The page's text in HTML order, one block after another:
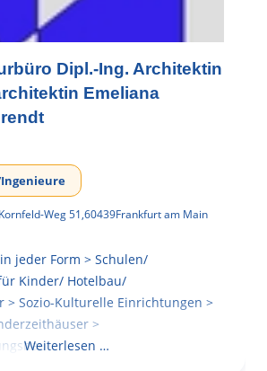
Dipl.-Ing. Architektin
Emeliana
Weg 51,60439Frankfurt am Main
jeder Form > Schulen/
Kinder/ Hotelbau/
> Sozio-Kulturelle Einrichtungen >
>
Weiterlesen …